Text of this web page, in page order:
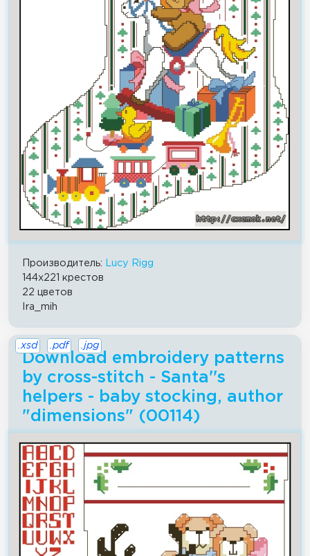
Производитель:
Lucy Rigg
144x221 крестов
22 цветов
Ira_mih
Download embroidery patterns
by cross-stitch - Santa''s
helpers - baby stocking, author
"dimensions" (00114)
.xsd .pdf .jpg